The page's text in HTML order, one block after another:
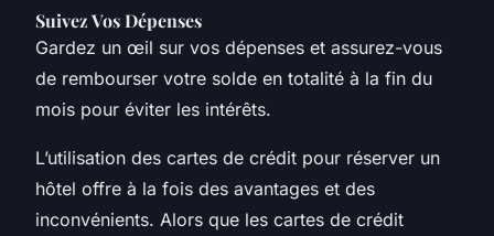
Suivez Vos Dépenses
Gardez un œil sur vos dépenses et assurez-vous
de rembourser votre solde en totalité à la fin du
mois pour éviter les intérêts.
L’utilisation des cartes de crédit pour réserver un
hôtel offre à la fois des avantages et des
inconvénients. Alors que les cartes de crédit